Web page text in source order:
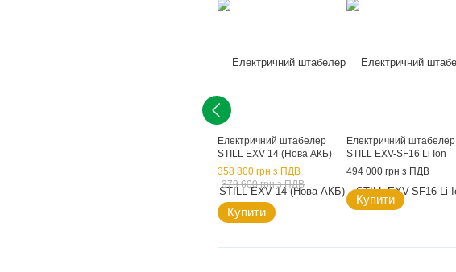
Електричний штабелер
STILL EXV 14 (Нова АКБ)
358 800 грн з ПДВ
379 600 грн з ПДВ
Купити
Електричний штабелер
STILL EXV-SF16 Li Ion
494 000 грн з ПДВ
Купити